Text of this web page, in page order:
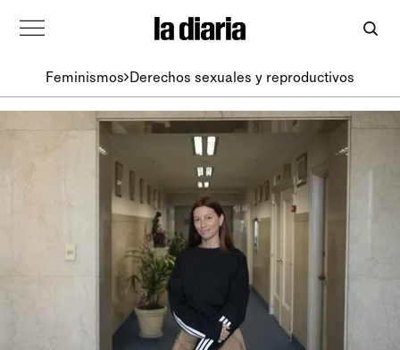
Feminismos Derechos sexuales y reproductivos